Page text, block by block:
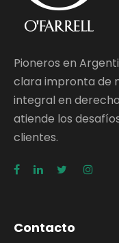
Pioneros en
clara impronta de
integral en
atiende los
clientes.
Contacto